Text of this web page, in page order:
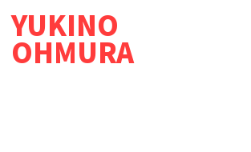
YUKINO
OHMURA